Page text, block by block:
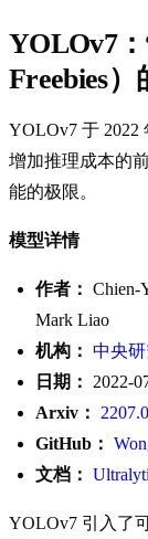
YOLOv7
Freebies）
YOLOv7 于 2022
增加推理成本的
能的极限。
模型详情
作者： Chien-
Mark Liao
机构： 中央
日期：
2022-
Arxiv：
GitHub：
文档：
YOLOv7 引入了